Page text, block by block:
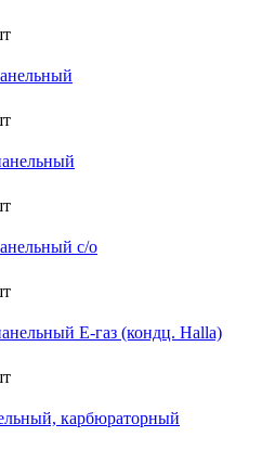
с/о
Е-газ (кондц. Halla)
карбюраторный